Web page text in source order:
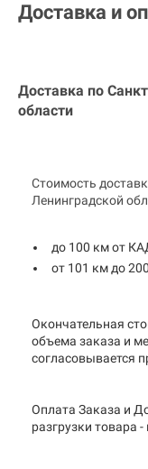
Доставка и
Доставка по
области
Стоимость
Ленинградской
до 100 км от
от 101 км до
Окончательная
объема заказа и
согласовывается
Оплата Заказа и
разгрузки товара